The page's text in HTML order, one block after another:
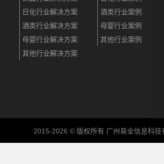
日化行业解决方案
酒类行业解决方案
母婴行业解决方案
其他行业解决方案
酒类行业案例
母婴行业案例
其他行业案例
2015-2026 © 版权所有 广州易全信息科技